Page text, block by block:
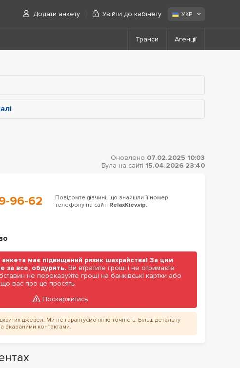
Додати анкету Увійти до кабінету УКР
Транси Агенції
Оновлено 07.02.2025 10:03
Була на сайті 15.04.2026 23:40
96-62
Повідомте дівчині, що знайшли її номер
телефону на сайті RelaxKiev.vip.
має підвищений ризик шахрайства! За цим
за все, обдурять. Ви втратите гроші і не отримаєте
не переказуйте гроші на банківські картки або
вас про це просять.
Поскаржитись
джерел. Ми не гарантуємо їхню точність. Більш детальну
вказаними контактами.